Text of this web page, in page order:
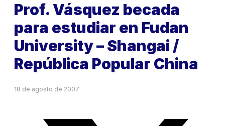
Prof. Vásquez becada
para estudiar en Fudan
University – Shangai /
República Popular China
18 de agosto de 2007